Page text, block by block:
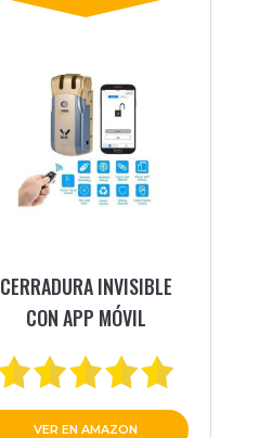
CERRADURA INVISIBLE
CON APP MÓVIL
VER EN AMAZON